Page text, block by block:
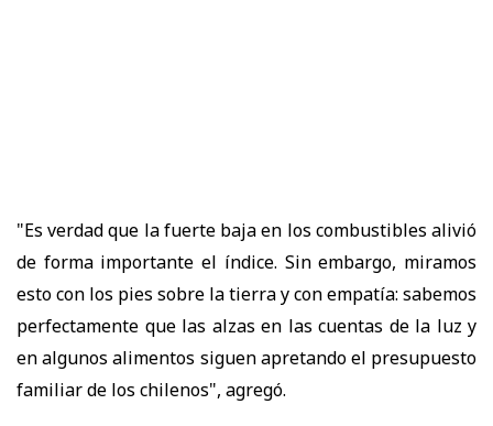
"Es verdad que la fuerte baja en los combustibles alivió
de forma importante el índice. Sin embargo, miramos
esto con los pies sobre la tierra y con empatía: sabemos
perfectamente que las alzas en las cuentas de la luz y
en algunos alimentos siguen apretando el presupuesto
familiar de los chilenos", agregó.